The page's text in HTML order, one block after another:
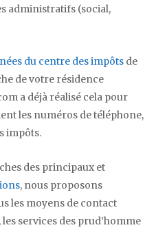
administratifs (social,
du centre des impôts de
de votre résidence
a déjà réalisé cela pour
les numéros de téléphone,
impôts.
des principaux et
, nous proposons
les moyens de contact
services des prud’homme